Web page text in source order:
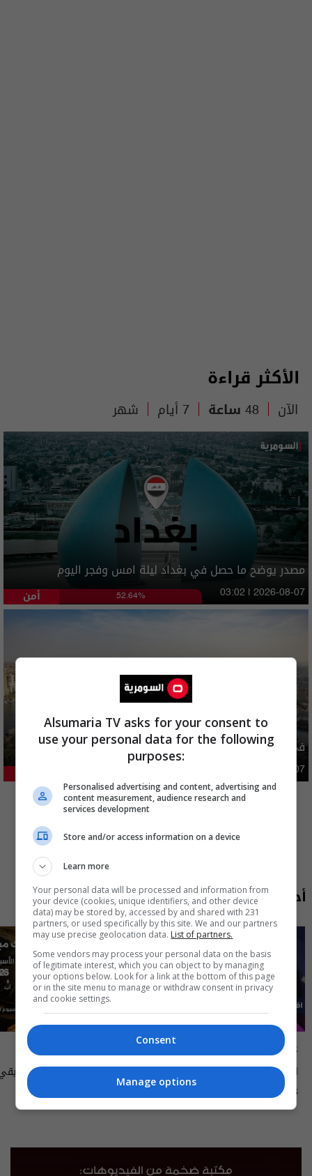
الأكثر قراءة
الآن 48 ساعة 7 أيام شهر
مصدر يوضح ما حصل في بغداد ليلة امس وفجر اليوم
أمن 52.64% 03:02 | 2026-08-07
في مصر.. اعتقال ضابط عراقي سابق برتبة لواء
02:14 | 2026-08-07
المزيد
أحدث الحلقات
علناً
اقتصاد العراق في عين العاصفة- علناً
م٥ - الحلقة ٨ | الموسم ٥15:30 | 2026-08-06 الى ١٤ آب ٢٠٢٦ | 2026
Alsumaria TV asks for your consent to
use your personal data for the following
purposes:
Personalised advertising and content, advertising and
content measurement, audience research and
services development
Store and/or access information on a device
Learn more
Your personal data will be processed and information from
your device (cookies, unique identifiers, and other device
data) may be stored by, accessed by and shared with 231
partners, or used specifically by this site. We and our partners
may use precise geolocation data. List of partners.
Some vendors may process your personal data on the basis
of legitimate interest, which you can object to by managing
your options below. Look for a link at the bottom of this page
or in the site menu to manage or withdraw consent in privacy
and cookie settings.
Consent
Manage options